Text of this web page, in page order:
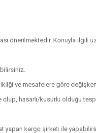
önerilmektedir. Konuyla ilgili
ve mesafelere göre
hasarlı/kusurlu olduğu
yapan kargo şirketi ile